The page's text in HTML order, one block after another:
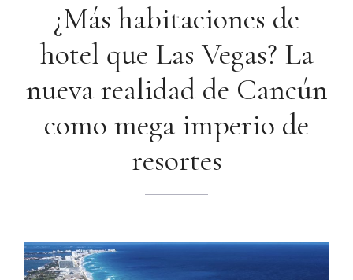
¿Más habitaciones de
hotel que Las Vegas? La
nueva realidad de Cancún
como mega imperio de
resortes